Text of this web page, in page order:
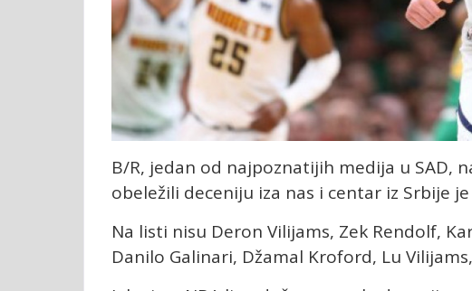
B/R, jedan od najpoznatijih medija u SAD,
obeležili deceniju iza nas i centar iz Srbije
Na listi nisu Deron Vilijams, Zek Rendolf,
Danilo Galinari, Džamal Kroford, Lu